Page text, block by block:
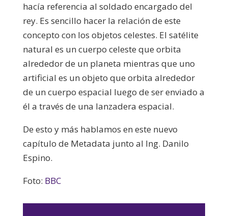
hacía referencia al soldado encargado del
rey. Es sencillo hacer la relación de este
concepto con los objetos celestes. El satélite
natural es un cuerpo celeste que orbita
alrededor de un planeta mientras que uno
artificial es un objeto que orbita alrededor
de un cuerpo espacial luego de ser enviado a
él a través de una lanzadera espacial.
De esto y más hablamos en este nuevo
capítulo de Metadata junto al Ing. Danilo
Espino.
Foto: BBC